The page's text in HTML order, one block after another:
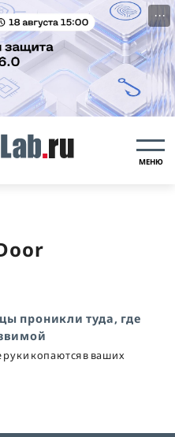
···
МЕНЮ
проникли туда, где
копаются в ваших